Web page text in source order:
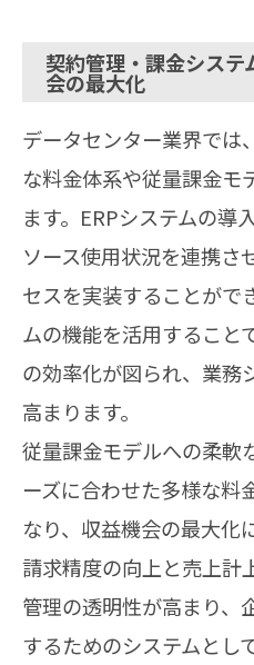
契約管理・課金シス
会の最大化
データセンター業界では
な料金体系や従量課金モ
ます。ERPシステムの導
ソース使用状況を連携さ
セスを実装することがで
ムの機能を活用すること
の効率化が図られ、業務
高まります。
従量課金モデルへの柔軟
ーズに合わせた多様な料
なり、収益機会の最大化
請求精度の向上と売上計
管理の透明性が高まり、
するためのシステムとし